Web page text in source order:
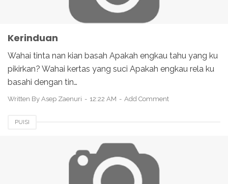
Kerinduan
Wahai tinta nan kian basah Apakah engkau tahu yang ku
pikirkan? Wahai kertas yang suci Apakah engkau rela ku
basahi dengan tin…
Written By Asep Zaenuri 12:22 AM Add Comment
PUISI